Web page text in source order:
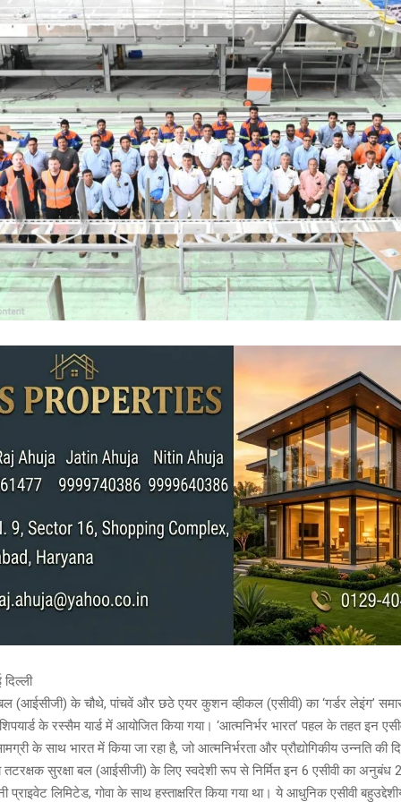
(आईसीजी) के चौथे, पांचवें और छठे एयर कुशन व्हीकल (एसीवी) का ‘गर्डर लेइंग’
के रस्सैम यार्ड में आयोजित किया गया। ‘आत्मनिर्भर भारत’ पहल के तहत इन
के साथ भारत में किया जा रहा है, जो आत्मनिर्भरता और प्रौद्योगिकीय उन्नति की
तटरक्षक सुरक्षा बल (आईसीजी) के लिए स्वदेशी रूप से निर्मित इन 6 एसीवी का
लिमिटेड, गोवा के साथ हस्ताक्षरित किया गया था। ये आधुनिक एसीवी